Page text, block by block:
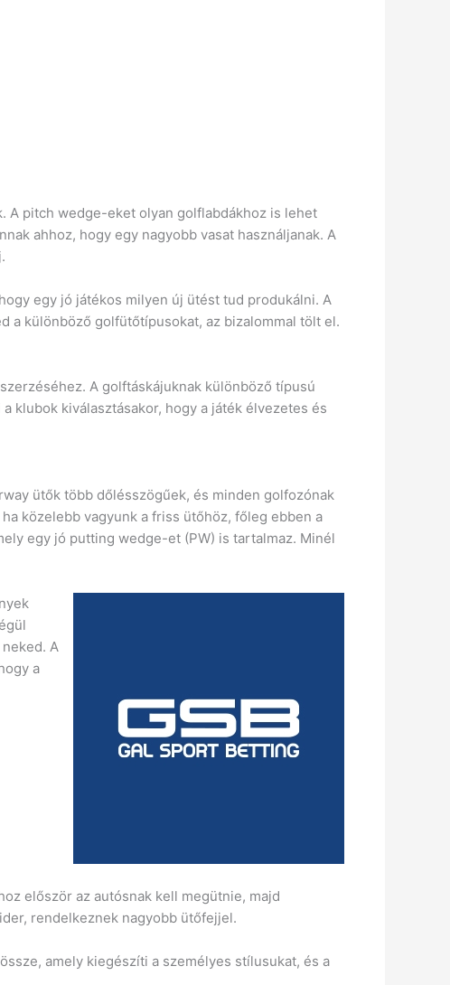
A pitch wedge-eket olyan golflabdákhoz is lehet
ahhoz, hogy egy nagyobb vasat használjanak. A
egy jó játékos milyen új ütést tud produkálni. A
a különböző golfütőtípusokat, az bizalommal tölt el.
A golftáskájuknak különböző típusú
klubok kiválasztásakor, hogy a játék élvezetes és
ütők több dőlésszögűek, és minden golfozónak
közelebb vagyunk a friss ütőhöz, főleg ebben a
egy jó putting wedge-et (PW) is tartalmaz. Minél
A
a
először az autósnak kell megütnie, majd
rendelkeznek nagyobb ütőfejjel.
amely kiegészíti a személyes stílusukat, és a